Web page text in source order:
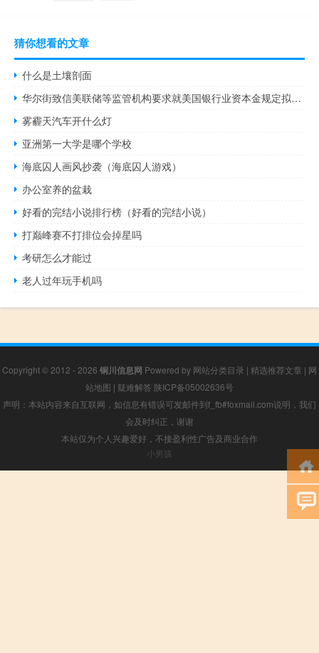
猜你想看的文章
什么是土壤剖面
华尔街致信美联储等监管机构要求就美国银行业资本金规定拟定新提案
雾霾天汽车开什么灯
亚洲第一大学是哪个学校
海底囚人画风抄袭（海底囚人游戏）
办公室养的盆栽
好看的完结小说排行榜（好看的完结小说）
打巅峰赛不打排位会掉星吗
考研怎么才能过
老人过年玩手机吗
Copyright © 2012 - 2026 铜川信息网 Powered by 网站分类目录 | 精选推荐文章 | 网
站地图 | 疑难解答 陕ICP备05002636号
声明：本站内容来自互联网，如信息有错误可发邮件到f_fb#foxmail.com说明，我们
会及时纠正，谢谢
本站仅为个人兴趣爱好，不接盈利性广告及商业合作
小男孩